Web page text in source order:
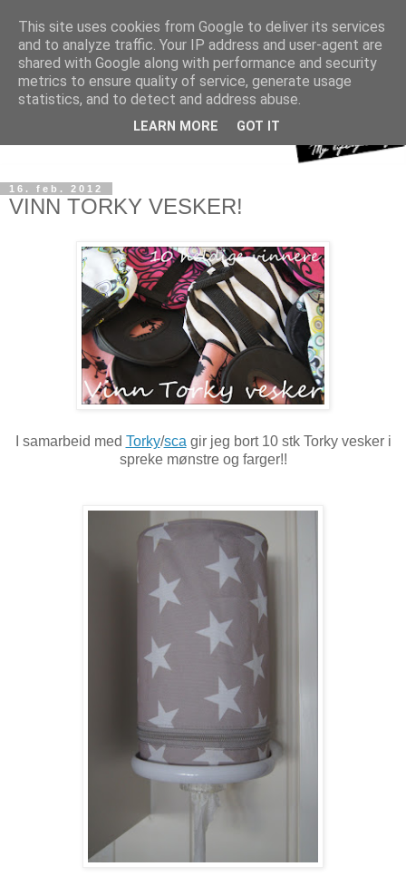
16. feb. 2012
VINN TORKY VESKER!
I samarbeid med Torky/sca gir jeg bort 10 stk Torky vesker i
spreke mønstre og farger!!
This site uses cookies from Google to deliver its services
and to analyze traffic. Your IP address and user-agent are
shared with Google along with performance and security
metrics to ensure quality of service, generate usage
statistics, and to detect and address abuse.
LEARN MORE GOT IT